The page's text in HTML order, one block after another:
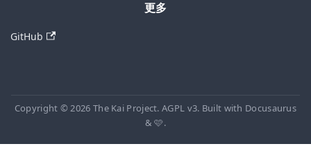
更多
GitHub
Copyright © 2026 The Kai Project. AGPL v3. Built with Docusaurus
& 🩷.